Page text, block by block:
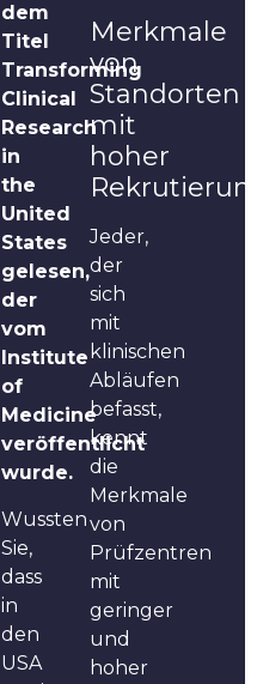
dem
Titel
Transforming
Clinical
Research
in
the
United
States
gelesen,
der
vom
Institute
of
Medicine
veröffentlicht
wurde.
Wussten
Sie,
dass
in
den
USA
Merkmale
von
Standorten
mit
hoher
Jeder,
der
sich
mit
klinischen
Abläufen
befasst,
kennt
die
Merkmale
von
Prüfzentren
mit
geringer
und
hoher